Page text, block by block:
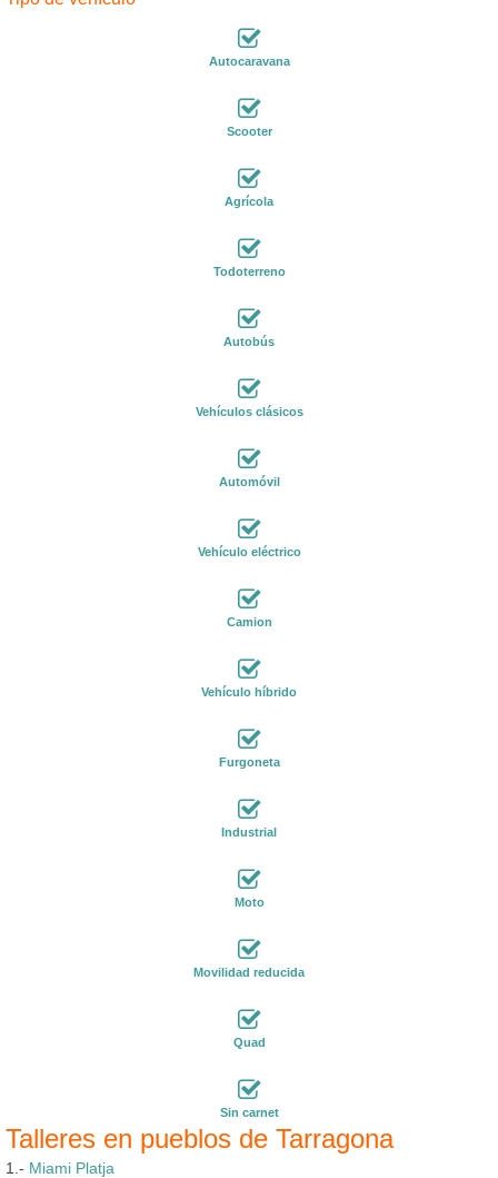
Autocaravana
Scooter
Agrícola
Todoterreno
Autobús
Vehículos clásicos
Automóvil
Vehículo eléctrico
Camion
Vehículo híbrido
Furgoneta
Industrial
Moto
Movilidad reducida
Quad
Sin carnet
Talleres en pueblos de Tarragona
1.- Miami Platja